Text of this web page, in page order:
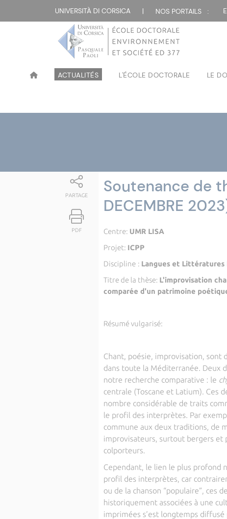
UNIVERSITÀ DI CORSICA | NOS PORTAILS :
ACTUALITÉS L'ÉCOLE DOCTORALE LE
PARTAGE
PDF
Soutenance de
DECEMBRE
Centre: UMR LISA
Projet: ICPP
Discipline : Langues et Littératures
Titre de la thèse: L'improvisation
comparée d'un patrimoine
Résumé vulgarisé:
Chant, poésie, improvisation, sont
dans toute la Méditerranée. Deux
notre recherche comparative : le
centrale (Toscane et Latium). Ces
nombre considérable de traits
le profil des interprètes. Par
commune aux deux traditions, de
improvisateurs, surtout bergers et
colporteurs.
Cependant, le lien le plus profond
profil des interprètes, car
ou de la chanson “populaire”, ces
historiquement associées à une
imprimées s’est longtemps